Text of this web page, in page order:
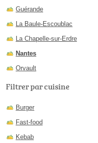
Guérande
La Baule-Escoublac
La Chapelle-sur-Erdre
Nantes
Orvault
Filtrer par cuisine
Burger
Fast-food
Kebab